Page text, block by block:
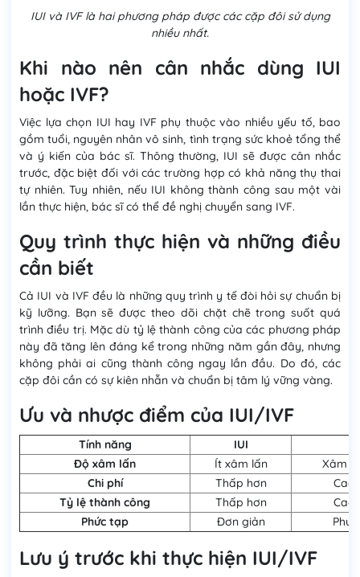
IUI và IVF là hai phương pháp được các cặp đôi sử dụng
nhiều nhất.
Khi nào nên cân nhắc dùng IUI
hoặc IVF?
Việc lựa chọn IUI hay IVF phụ thuộc vào nhiều yếu tố, bao
gồm tuổi, nguyên nhân vô sinh, tình trạng sức khoẻ tổng thể
và ý kiến của bác sĩ. Thông thường, IUI sẽ được cân nhắc
trước, đặc biệt đối với các trường hợp có khả năng thụ thai
tự nhiên. Tuy nhiên, nếu IUI không thành công sau một vài
lần thực hiện, bác sĩ có thể đề nghị chuyển sang IVF.
Quy trình thực hiện và những điều
cần biết
Cả IUI và IVF đều là những quy trình y tế đòi hỏi sự chuẩn bị
kỹ lưỡng. Bạn sẽ được theo dõi chặt chẽ trong suốt quá
trình điều trị. Mặc dù tỷ lệ thành công của các phương pháp
này đã tăng lên đáng kể trong những năm gần đây, nhưng
không phải ai cũng thành công ngay lần đầu. Do đó, các
cặp đôi cần có sự kiên nhẫn và chuẩn bị tâm lý vững vàng.
Ưu và nhược điểm của IUI/IVF
Tính năng IUI
Độ xâm lấn
Ít xâm lấn
Xâm
Chi phí
Thấp hơn
Cao
Tỷ lệ thành công
Thấp hơn
Cao
Phức tạp
Đơn giản
Lưu ý trước khi thực hiện IUI/IVF